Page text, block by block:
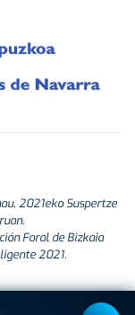
2021eko Suspertze
Foral de Bizkaia
2021.